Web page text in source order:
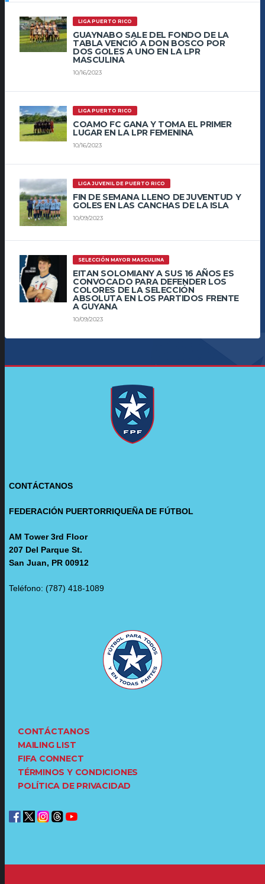
LIGA PUERTO RICO
GUAYNABO SALE DEL FONDO DE LA
TABLA VENCIÓ A DON BOSCO POR
DOS GOLES A UNO EN LA LPR
MASCULINA
10/16/2023
LIGA PUERTO RICO
COAMO FC GANA Y TOMA EL PRIMER
LUGAR EN LA LPR FEMENINA
10/16/2023
LIGA JUVENIL DE PUERTO RICO
FIN DE SEMANA LLENO DE JUVENTUD Y
GOLES EN LAS CANCHAS DE LA ISLA
10/09/2023
SELECCIÓN MAYOR MASCULINA
EITAN SOLOMIANY A SUS 16 AÑOS ES
CONVOCADO PARA DEFENDER LOS
COLORES DE LA SELECCIÓN
ABSOLUTA EN LOS PARTIDOS FRENTE
A GUYANA
10/09/2023
CONTÁCTANOS
FEDERACIÓN PUERTORRIQUEÑA DE FÚTBOL
AM Tower 3rd Floor
207 Del Parque St.
San Juan, PR 00912
Teléfono: (787) 418-1089
CONTÁCTANOS
MAILING LIST
FIFA CONNECT
TÉRMINOS Y CONDICIONES
POLÍTICA DE PRIVACIDAD